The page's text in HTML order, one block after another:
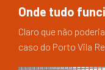
Onde tudo
Claro que não
caso do Porto Vila